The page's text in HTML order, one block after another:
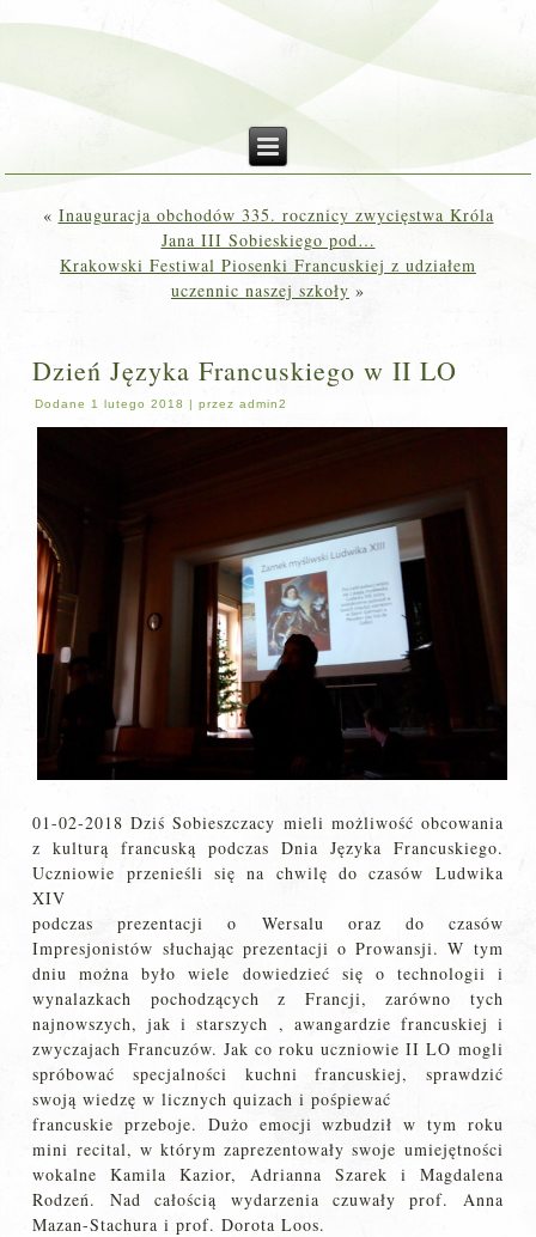
« Inauguracja obchodów 335. rocznicy zwycięstwa Króla
Jana III Sobieskiego pod…
Krakowski Festiwal Piosenki Francuskiej z udziałem
uczennic naszej szkoły »
Dzień Języka Francuskiego w II LO
Dodane 1 lutego 2018 |przez admin2
01-02-2018 Dziś Sobieszczacy mieli możliwość obcowania
z kulturą francuską podczas Dnia Języka Francuskiego.
Uczniowie przenieśli się na chwilę do czasów Ludwika
XIV
podczas prezentacji o Wersalu oraz do czasów
Impresjonistów słuchając prezentacji o Prowansji. W tym
dniu można było wiele dowiedzieć się o technologii i
wynalazkach pochodzących z Francji, zarówno tych
najnowszych, jak i starszych , awangardzie francuskiej i
zwyczajach Francuzów. Jak co roku uczniowie II LO mogli
spróbować specjalności kuchni francuskiej, sprawdzić
swoją wiedzę w licznych quizach i pośpiewać
francuskie przeboje. Dużo emocji wzbudził w tym roku
mini recital, w którym zaprezentowały swoje umiejętności
wokalne Kamila Kazior, Adrianna Szarek i Magdalena
Rodzeń. Nad całością wydarzenia czuwały prof. Anna
Mazan-Stachura i prof. Dorota Loos.